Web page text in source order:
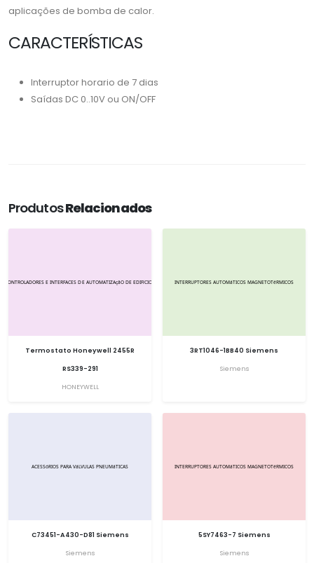
aplicações de bomba de calor.
CARACTERÍSTICAS
Interruptor horario de 7 dias
Saídas DC 0..10V ou ON/OFF
ProdutosRelacionados
Termostato Honeywell 2455R
RS339-291
HONEYWELL
3RT1046-1BB40 Siemens
Siemens
C73451-A430-D81 Siemens
Siemens
5SY7463-7 Siemens
Siemens